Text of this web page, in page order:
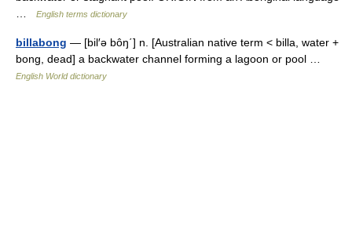
English terms dictionary
billabong — [bil′ə bôŋ΄] n. [Australian native term < billa, water +
bong, dead] a backwater channel forming a lagoon or pool …
English World dictionary